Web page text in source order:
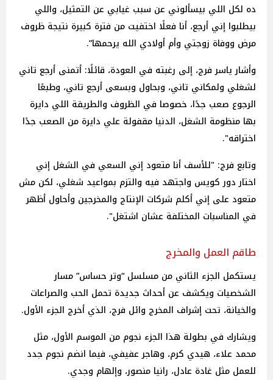
ده لكل اللي بيسألوني عن سبب غيابي عن التمثيل، واللي
بيطلبوا إني أرجع، أنا فعلًا اختفيت من فترة كبيرة نتيجة ظروف
مرض ووفاة زوجتي وأم أولادي الله يرحمها”.
وأشار ياسر فرج، إلى رغبته في العودة، قائلًا: أتمنى أرجع تاني
لشغلي ولمكاني تاني، وبحاول وبسعى أرجع تاني، وطبعًا
الرجوع صعب جدًا، خصوصا في الظروف والطريقة اللي دايرة
بها منظومة الشغل، الدنيا مقفولة علي دايرة من الصعب جدًا
اختراقه".
وتابع فرج: "للأسف أنا متعود إني السعي في الشغل إني
اختار دور كويس واجتهد فيه والتزم بمواعيد شغلي، لكن مش
متعود على إني أكلم شركات الإنتاج والمخرجين وأحاول أظهر
في المناسبات المختلفة عشان اشتغل".
طاقم العمل والمخرج
يستكمل الجزء الثاني من مسلسل “وتر حساس” مسار
الشخصيات ويكشف عن أحداث جديدة تحمل الحب والصراعات
والخيانة، تحت إشراف المخرج وائل فرج، الذي أخرج الجزء الأول.
ويشارك في بطولة هذا الجزء نجوم من الموسم الأول، مثل
محمد علاء، هيدي كرم، وهاجر عفيفي، فيما انضم نجوم جدد
للعمل مثل غادة عادل، رانيا منصور، وإلهام وجدي.